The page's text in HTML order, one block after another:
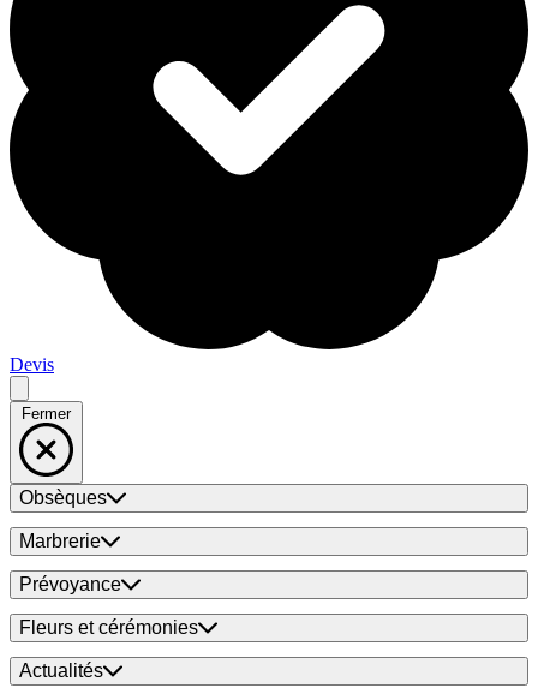
Devis
Fermer
Obsèques
Marbrerie
Prévoyance
Fleurs et cérémonies
Actualités